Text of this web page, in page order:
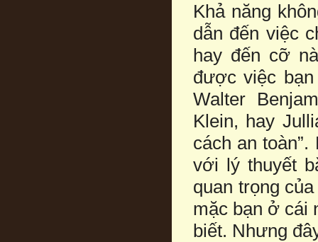
Khả năng
dẫn đến việc
hay đến cỡ
được việc bạn
Walter
Klein, hay
cách an
với lý thuyết
quan trọng
mặc bạn ở cái
biết. Nhưng